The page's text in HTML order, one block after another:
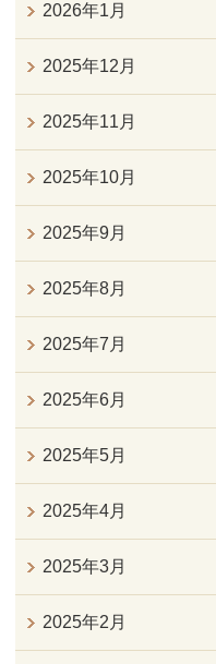
2026年1月
2025年12月
2025年11月
2025年10月
2025年9月
2025年8月
2025年7月
2025年6月
2025年5月
2025年4月
2025年3月
2025年2月